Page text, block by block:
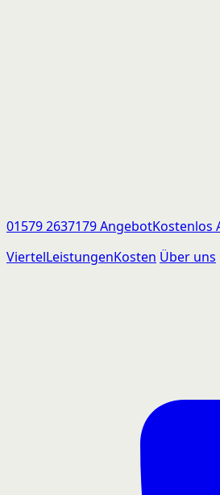
01579 2637179AngebotKostenlos
ViertelLeistungenKosten Über uns